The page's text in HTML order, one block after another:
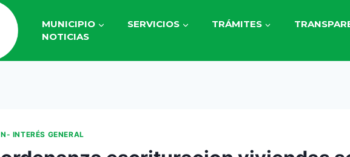
MUNICIPIO SERVICIOS TRÁMITES
NOTICIAS
N- INTERÉS GENERAL